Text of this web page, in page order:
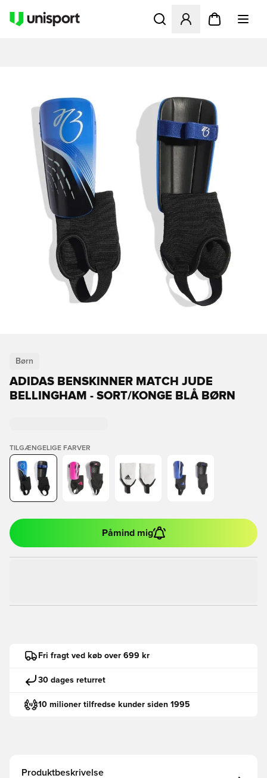
Åbner en Modal til at
Børn
ADIDAS BENSKINNER MATCH JUDE
BELLINGHAM - SORT/KONGE BLÅ BØRN
TILGÆNGELIGE FARVER
Påmind mig
Fri fragt ved køb over 699 kr
30 dages returret
10 milioner tilfredse kunder siden 1995
Produktbeskrivelse